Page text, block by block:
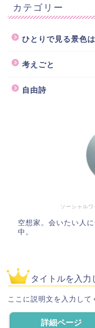
カテゴリー
ひとりで見る景色は
考えごと
自由詩
ソーシャル
空想家。会いたい人
中。
タイトルを入力
ここに説明文を入力して
詳細ページ